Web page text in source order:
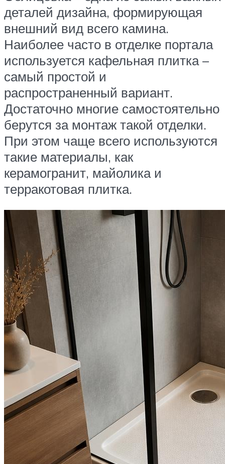
деталей дизайна, формирующая
внешний вид всего камина.
Наиболее часто в отделке портала
используется кафельная плитка –
самый простой и
распространенный вариант.
Достаточно многие самостоятельно
берутся за монтаж такой отделки.
При этом чаще всего используются
такие материалы, как
керамогранит, майолика и
терракотовая плитка.